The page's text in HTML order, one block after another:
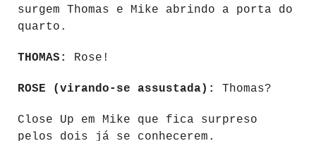
surgem Thomas e Mike abrindo a porta do
quarto.
THOMAS: Rose!
ROSE (virando-se assustada): Thomas?
Close Up em Mike que fica surpreso
pelos dois já se conhecerem.